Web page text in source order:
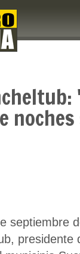
septiembre
presidente